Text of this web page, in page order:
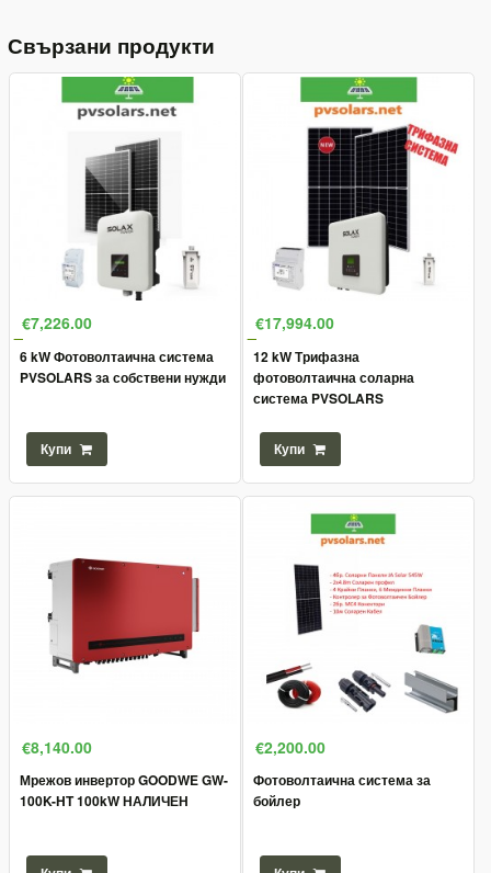
Свързани продукти
€7,226.00
6 kW Фотоволтаична система
PVSOLARS за собствени нужди
Купи
€17,994.00
12 kW Трифазна
фотоволтаична соларна
система PVSOLARS
Купи
€8,140.00
Мрежов инвертор GOODWE GW-
100K-HT 100kW НАЛИЧЕН
€2,200.00
Фотоволтаична система за
бойлер